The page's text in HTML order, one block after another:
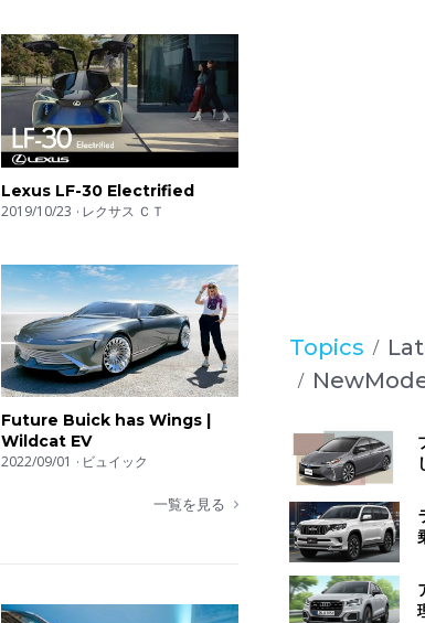
Lexus LF-30 Electrified
2019/10/23 レクサス ＣＴ
Future Buick has Wings |
Wildcat EV
2022/09/01 ビュイック
一覧を見る
Topics